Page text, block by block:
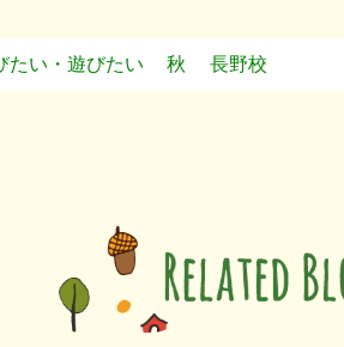
たい・遊びたい 秋 長野校